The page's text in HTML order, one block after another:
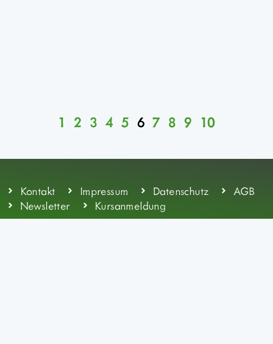
1 2 3 4 5 6 7 8 9 10
Kontakt Impressum Datenschutz
AGB
Newsletter
Kursanmeldung